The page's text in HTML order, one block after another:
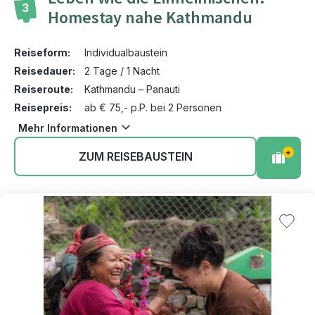
3
Homestay nahe Kathmandu
Reiseform:
Individualbaustein
Reisedauer:
2 Tage / 1 Nacht
Reiseroute:
Kathmandu – Panauti
Reisepreis:
ab € 75,- p.P. bei 2 Personen
Mehr Informationen
ZUM REISEBAUSTEIN +